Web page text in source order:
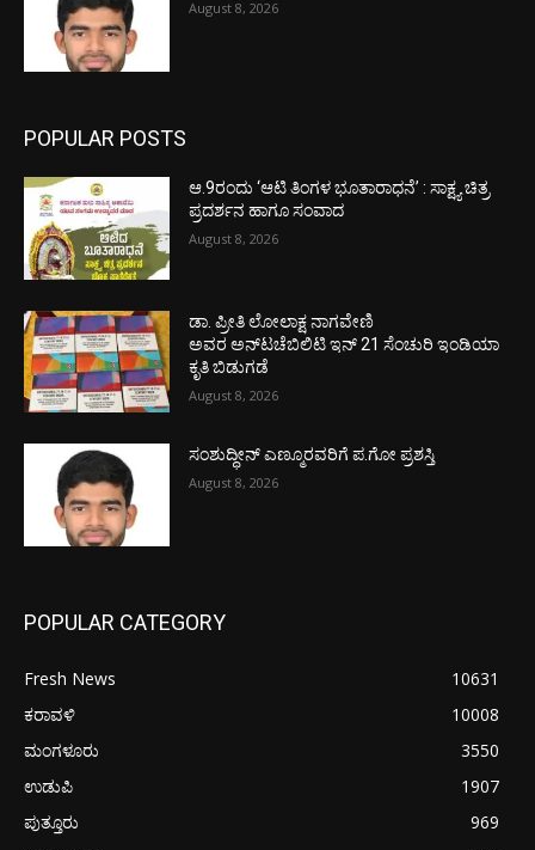
August 8, 2026
POPULAR POSTS
ಆ.9ರಂದು ‘ಆಟಿ ತಿಂಗಳ ಭೂತಾರಾಧನೆ’ : ಸಾಕ್ಷ್ಯ ಚಿತ್ರ
ಪ್ರದರ್ಶನ ಹಾಗೂ ಸಂವಾದ
August 8, 2026
ಡಾ. ಪ್ರೀತಿ ಲೋಲಾಕ್ಷ ನಾಗವೇಣಿ
ಅವರ ಅನ್‌ಟಚೆಬಿಲಿಟಿ ಇನ್ 21 ಸೆಂಚುರಿ ಇಂಡಿಯಾ
ಕೃತಿ ಬಿಡುಗಡೆ
August 8, 2026
ಸಂಶುದ್ಧೀನ್ ಎಣ್ಮೂರವರಿಗೆ ಪ.ಗೋ ಪ್ರಶಸ್ತಿ
August 8, 2026
POPULAR CATEGORY
Fresh News
10631
ಕರಾವಳಿ
10008
ಮಂಗಳೂರು
3550
ಉಡುಪಿ
1907
ಪುತ್ತೂರು
969